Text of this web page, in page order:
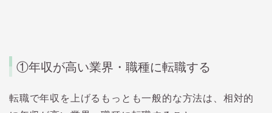
①年収が高い業界・職種に転職する
転職で年収を上げるもっとも一般的な方法は、相対的